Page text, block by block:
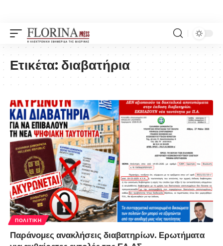
Ετικέτα: διαβατήρια
ΠΟΛΙΤΙΚΉ
Παράνομες ανακλήσεις διαβατηρίων. Ερωτήματα